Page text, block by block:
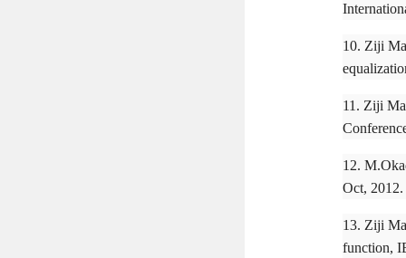
10. Ziji
11. Ziji
12.
Oct, 2012.
13. Ziji
function,